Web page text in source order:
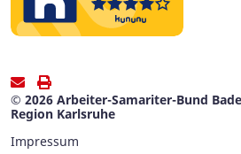
© 2026 Arbeiter-Samariter-Bund
Region Karlsruhe
Impressum